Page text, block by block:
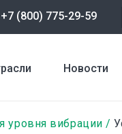
+7 (800) 775-29-59
Новости
уровня вибрации